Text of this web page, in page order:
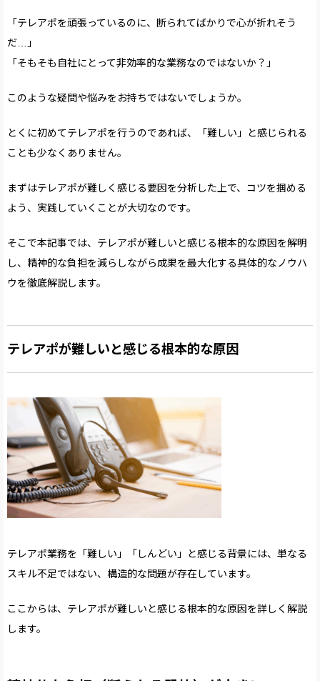
「テレアポを頑張っているのに、断られてばかりで心が折れそう
だ…」
「そもそも自社にとって非効率的な業務なのではないか？」
このような疑問や悩みをお持ちではないでしょうか。
とくに初めてテレアポを行うのであれば、「難しい」と感じられる
ことも少なくありません。
まずはテレアポが難しく感じる要因を分析した上で、コツを掴める
よう、実践していくことが大切なのです。
そこで本記事では、テレアポが難しいと感じる根本的な原因を解明
し、精神的な負担を減らしながら成果を最大化する具体的なノウハ
ウを徹底解説します。
テレアポが難しいと感じる根本的な原因
テレアポ業務を「難しい」「しんどい」と感じる背景には、単なる
スキル不足ではない、構造的な問題が存在しています。
ここからは、テレアポが難しいと感じる根本的な原因を詳しく解説
します。